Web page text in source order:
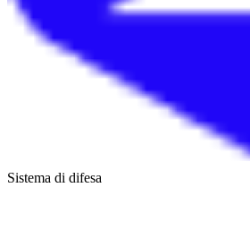
Sistema di difesa